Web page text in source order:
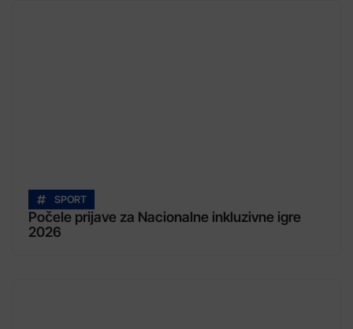
SPORT
Počele prijave za Nacionalne inkluzivne igre
2026